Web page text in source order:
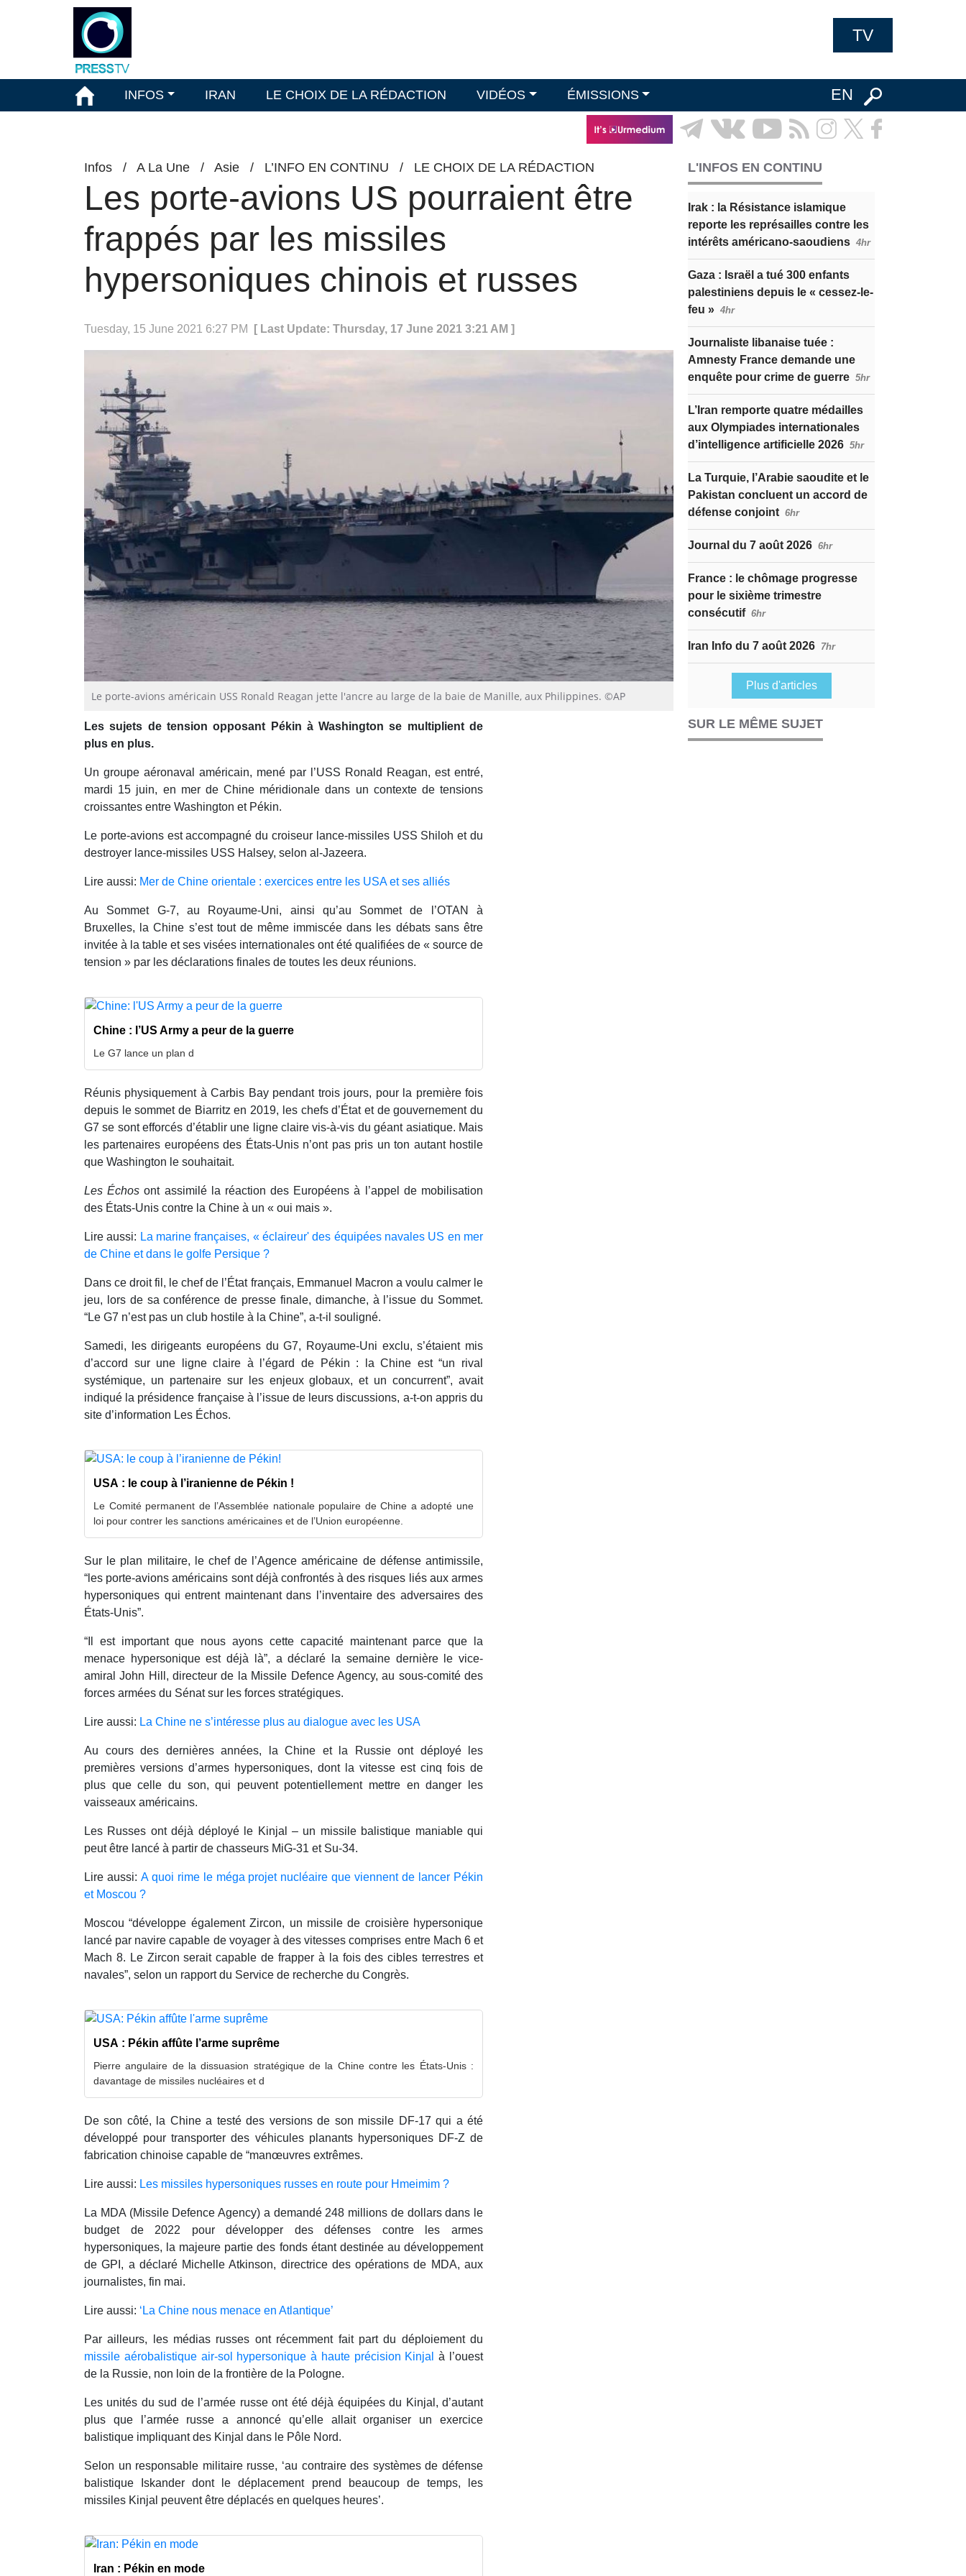
TV
INFOS IRAN LE CHOIX DE LA RÉDACTION VIDÉOS ÉMISSIONS EN
Infos / A La Une / Asie / L’INFO EN CONTINU / LE CHOIX DE LA RÉDACTION
Les porte-avions US pourraient être
frappés par les missiles
hypersoniques chinois et russes
Tuesday, 15 June 2021 6:27 PM [ Last Update: Thursday, 17 June 2021 3:21 AM ]
Le porte-avions américain USS Ronald Reagan jette l'ancre au large de la baie de Manille, aux Philippines. ©AP
Les sujets de tension opposant Pékin à Washington se multiplient de
plus en plus.
Un groupe aéronaval américain, mené par l’USS Ronald Reagan, est entré,
mardi 15 juin, en mer de Chine méridionale dans un contexte de tensions
croissantes entre Washington et Pékin.
Le porte-avions est accompagné du croiseur lance-missiles USS Shiloh et du
destroyer lance-missiles USS Halsey, selon al-Jazeera.
Lire aussi: Mer de Chine orientale : exercices entre les USA et ses alliés
Au Sommet G-7, au Royaume-Uni, ainsi qu’au Sommet de l’OTAN à
Bruxelles, la Chine s’est tout de même immiscée dans les débats sans être
invitée à la table et ses visées internationales ont été qualifiées de « source de
tension » par les déclarations finales de toutes les deux réunions.
Chine : l’US Army a peur de la guerre
Le G7 lance un plan d
Réunis physiquement à Carbis Bay pendant trois jours, pour la première fois
depuis le sommet de Biarritz en 2019, les chefs d’État et de gouvernement du
G7 se sont efforcés d’établir une ligne claire vis-à-vis du géant asiatique. Mais
les partenaires européens des États-Unis n’ont pas pris un ton autant hostile
que Washington le souhaitait.
Les Échos ont assimilé la réaction des Européens à l’appel de mobilisation
des États-Unis contre la Chine à un « oui mais ».
Lire aussi: La marine françaises, « éclaireur' des équipées navales US en mer
de Chine et dans le golfe Persique ?
Dans ce droit fil, le chef de l’État français, Emmanuel Macron a voulu calmer le
jeu, lors de sa conférence de presse finale, dimanche, à l’issue du Sommet.
“Le G7 n’est pas un club hostile à la Chine”, a-t-il souligné.
Samedi, les dirigeants européens du G7, Royaume-Uni exclu, s’étaient mis
d’accord sur une ligne claire à l’égard de Pékin : la Chine est “un rival
systémique, un partenaire sur les enjeux globaux, et un concurrent”, avait
indiqué la présidence française à l’issue de leurs discussions, a-t-on appris du
site d’information Les Échos.
USA : le coup à l’iranienne de Pékin !
Le Comité permanent de l’Assemblée nationale populaire de Chine a adopté une
loi pour contrer les sanctions américaines et de l’Union européenne.
Sur le plan militaire, le chef de l’Agence américaine de défense antimissile,
“les porte-avions américains sont déjà confrontés à des risques liés aux armes
hypersoniques qui entrent maintenant dans l’inventaire des adversaires des
États-Unis”.
“Il est important que nous ayons cette capacité maintenant parce que la
menace hypersonique est déjà là”, a déclaré la semaine dernière le vice-
amiral John Hill, directeur de la Missile Defence Agency, au sous-comité des
forces armées du Sénat sur les forces stratégiques.
Lire aussi: La Chine ne s’intéresse plus au dialogue avec les USA
Au cours des dernières années, la Chine et la Russie ont déployé les
premières versions d’armes hypersoniques, dont la vitesse est cinq fois de
plus que celle du son, qui peuvent potentiellement mettre en danger les
vaisseaux américains.
Les Russes ont déjà déployé le Kinjal – un missile balistique maniable qui
peut être lancé à partir de chasseurs MiG-31 et Su-34.
Lire aussi: A quoi rime le méga projet nucléaire que viennent de lancer Pékin
et Moscou ?
Moscou “développe également Zircon, un missile de croisière hypersonique
lancé par navire capable de voyager à des vitesses comprises entre Mach 6 et
Mach 8. Le Zircon serait capable de frapper à la fois des cibles terrestres et
navales”, selon un rapport du Service de recherche du Congrès.
USA : Pékin affûte l’arme suprême
Pierre angulaire de la dissuasion stratégique de la Chine contre les États-Unis :
davantage de missiles nucléaires et d
De son côté, la Chine a testé des versions de son missile DF-17 qui a été
développé pour transporter des véhicules planants hypersoniques DF-Z de
fabrication chinoise capable de “manœuvres extrêmes.
Lire aussi: Les missiles hypersoniques russes en route pour Hmeimim ?
La MDA (Missile Defence Agency) a demandé 248 millions de dollars dans le
budget de 2022 pour développer des défenses contre les armes
hypersoniques, la majeure partie des fonds étant destinée au développement
de GPI, a déclaré Michelle Atkinson, directrice des opérations de MDA, aux
journalistes, fin mai.
Lire aussi: ‘La Chine nous menace en Atlantique’
Par ailleurs, les médias russes ont récemment fait part du déploiement du
missile aérobalistique air-sol hypersonique à haute précision Kinjal
à l’ouest
de la Russie, non loin de la frontière de la Pologne.
Les unités du sud de l’armée russe ont été déjà équipées du Kinjal, d’autant
plus que l’armée russe a annoncé qu’elle allait organiser un exercice
balistique impliquant des Kinjal dans le Pôle Nord.
Selon un responsable militaire russe, ‘au contraire des systèmes de défense
balistique Iskander dont le déplacement prend beaucoup de temps, les
missiles Kinjal peuvent être déplacés en quelques heures’.
Iran : Pékin en mode
L'INFOS EN CONTINU
Irak : la Résistance islamique
reporte les représailles contre les
intérêts américano-saoudiens 4hr
Gaza : Israël a tué 300 enfants
palestiniens depuis le « cessez-le-
feu » 4hr
Journaliste libanaise tuée :
Amnesty France demande une
enquête pour crime de guerre 5hr
L’Iran remporte quatre médailles
aux Olympiades internationales
d’intelligence artificielle 2026 5hr
La Turquie, l’Arabie saoudite et le
Pakistan concluent un accord de
défense conjoint 6hr
Journal du 7 août 2026 6hr
France : le chômage progresse
pour le sixième trimestre
consécutif 6hr
Iran Info du 7 août 2026 7hr
Plus d'articles
SUR LE MÊME SUJET